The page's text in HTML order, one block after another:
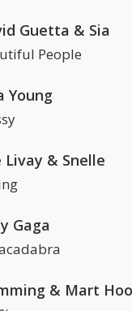
Guetta & Sia
People
Young
Livay & Snelle
Gaga
& Mart